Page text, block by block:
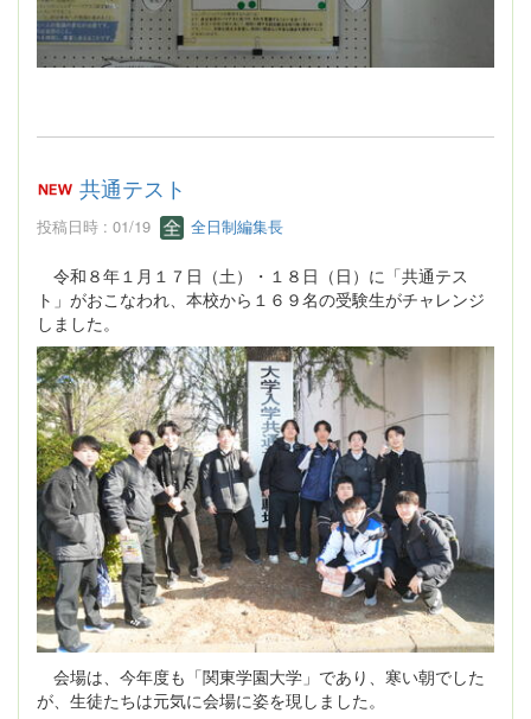
共通テスト
投稿日時 : 01/19 全日制編集長
令和８年１月１７日（土）・１８日（日）に「共通テス
ト」がおこなわれ、本校から１６９名の受験生がチャレンジ
しました。
会場は、今年度も「関東学園大学」であり、寒い朝でした
が、生徒たちは元気に会場に姿を現しました。